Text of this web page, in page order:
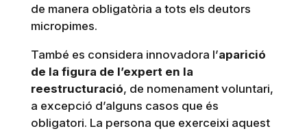
de manera obligatòria a tots els deutors
micropimes.
També es considera innovadora l’aparició
de la figura de l’expert en la
reestructuració, de nomenament voluntari,
a excepció d’alguns casos que és
obligatori. La persona que exerceixi aquest